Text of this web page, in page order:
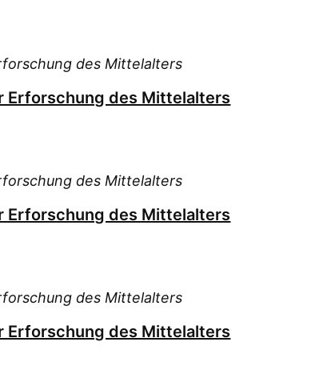
des Mittelalters
Erforschung des Mittelalters
des Mittelalters
Erforschung des Mittelalters
des Mittelalters
Erforschung des Mittelalters